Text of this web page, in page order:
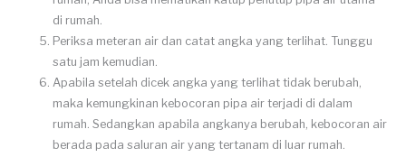
di rumah.
Periksa meteran air dan catat angka yang terlihat. Tunggu
satu jam kemudian.
Apabila setelah dicek angka yang terlihat tidak berubah,
maka kemungkinan kebocoran pipa air terjadi di dalam
rumah. Sedangkan apabila angkanya berubah, kebocoran air
berada pada saluran air yang tertanam di luar rumah.